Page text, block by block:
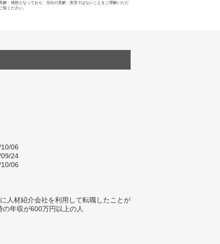
解・感想となっており、当社の見解・意見ではないことをご理解いただ
覧ください。
06
24
06
人材紹介会社を利用して転職したことが
の年収が600万円以上の人